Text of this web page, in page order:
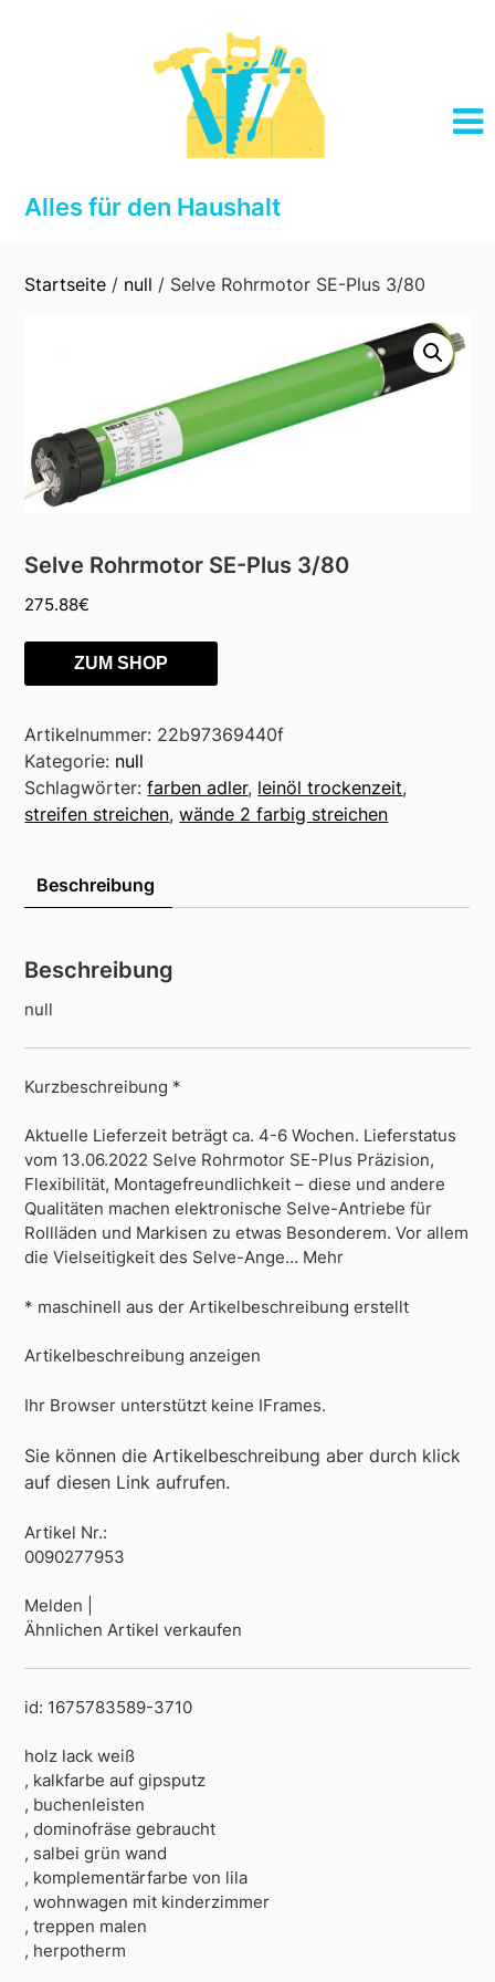
Alles für den Haushalt
Startseite / null / Selve Rohrmotor SE-Plus 3/80
Selve Rohrmotor SE-Plus 3/80
275.88€
ZUM SHOP
Artikelnummer: 22b97369440f
Kategorie: null
Schlagwörter:farben adler, leinöl trockenzeit,
streifen streichen,wände 2 farbig streichen
Beschreibung
Beschreibung
null
Kurzbeschreibung *
Aktuelle Lieferzeit beträgt ca. 4-6 Wochen. Lieferstatus
vom 13.06.2022 Selve Rohrmotor SE-Plus Präzision,
Flexibilität, Montagefreundlichkeit – diese und andere
Qualitäten machen elektronische Selve-Antriebe für
Rollläden und Markisen zu etwas Besonderem. Vor allem
die Vielseitigkeit des Selve-Ange… Mehr
* maschinell aus der Artikelbeschreibung erstellt
Artikelbeschreibung anzeigen
Ihr Browser unterstützt keine IFrames.
Sie können die Artikelbeschreibung aber durch klick
auf diesen Link aufrufen.
Artikel Nr.:
0090277953
Melden |
Ähnlichen Artikel verkaufen
id: 1675783589-3710
holz lack weiß
, kalkfarbe auf gipsputz
, buchenleisten
, dominofräse gebraucht
, salbei grün wand
, komplementärfarbe von lila
, wohnwagen mit kinderzimmer
, treppen malen
, herpotherm